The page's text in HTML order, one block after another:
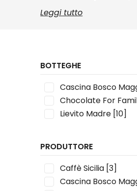
Leggi tutto
BOTTEGHE
Cascina Bosco
Chocolate For
Lievito Madre [10]
PRODUTTORE
Caffè Sicilia [3]
Cascina Bosco